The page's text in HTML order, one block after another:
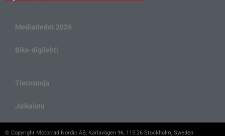
Mediatiedot 2026
Bike-digilehti
Tietosuoja
Julkaistu
© Copyright Motorrad Nordic AB, Karlavägen 96, 115 26 Stockholm, Sweden